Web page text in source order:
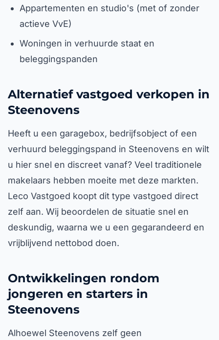
Appartementen en studio's (met of zonder
actieve VvE)
Woningen in verhuurde staat en
beleggingspanden
Alternatief vastgoed verkopen in
Steenovens
Heeft u een garagebox, bedrijfsobject of een
verhuurd beleggingspand in Steenovens en wilt
u hier snel en discreet vanaf? Veel traditionele
makelaars hebben moeite met deze markten.
Leco Vastgoed koopt dit type vastgoed direct
zelf aan. Wij beoordelen de situatie snel en
deskundig, waarna we u een gegarandeerd en
vrijblijvend nettobod doen.
Ontwikkelingen rondom
jongeren en starters in
Steenovens
Alhoewel Steenovens zelf geen